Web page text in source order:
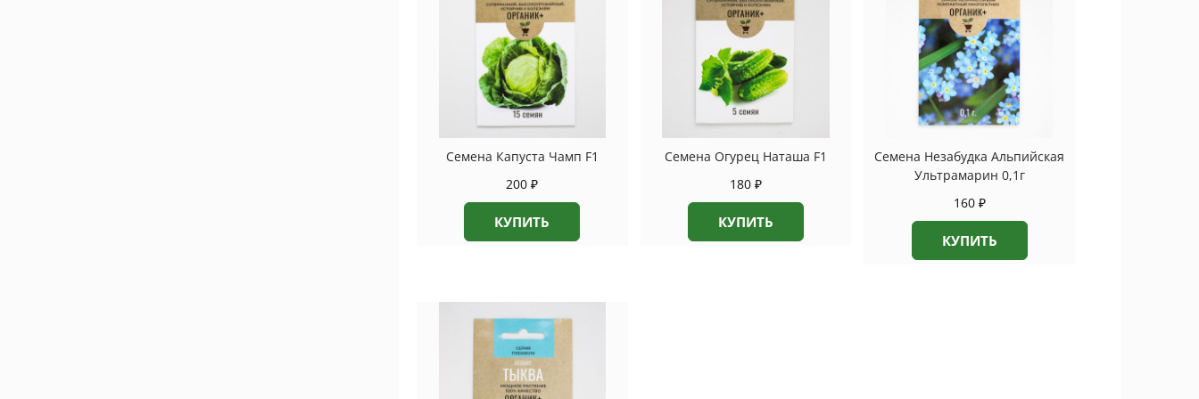
Семена Капуста Чамп F1
200₽
КУПИТЬ
Семена Огурец Наташа F1
180 ₽
КУПИТЬ
Семена Незабудка Альпийская
Ультрамарин 0,1г
160 ₽
КУПИТЬ